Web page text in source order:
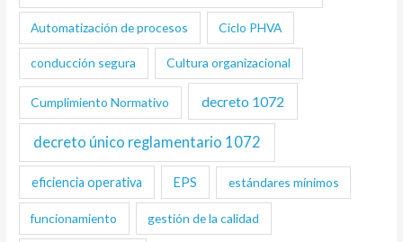
Automatización de procesos Ciclo PHVA
conducción segura Cultura organizacional
Cumplimiento Normativo decreto 1072
decreto único reglamentario 1072
eficiencia operativa EPS estándares mínimos
funcionamiento gestión de la calidad